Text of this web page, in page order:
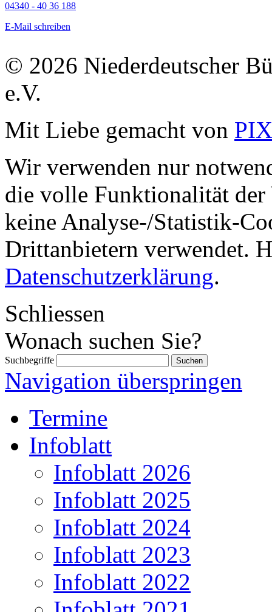
04340 - 40 36 188
E-Mail schreiben
© 2026 Niederdeutscher
e.V.
Mit Liebe gemacht von
Wir verwenden nur
die volle Funktionalität der
keine Analyse-/Statistik-
Drittanbietern verwendet.
Datenschutzerklärung.
Schliessen
Wonach suchen Sie?
Suchbegriffe
Navigation überspringen
Termine
Infoblatt
Infoblatt 2026
Infoblatt 2025
Infoblatt 2024
Infoblatt 2023
Infoblatt 2022